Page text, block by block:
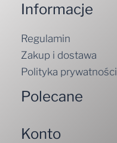
Informacje
Regulamin
Zakup i dostawa
Polityka prywatności
Polecane
Konto